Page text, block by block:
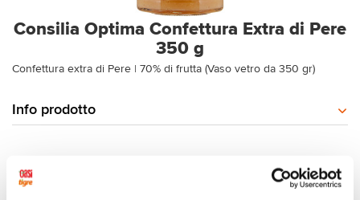
Consilia Optima Confettura Extra di Pere
350 g
Confettura extra di Pere | 70% di frutta (Vaso vetro da 350 gr)
Info prodotto